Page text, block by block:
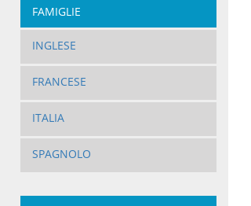
FAMIGLIE
INGLESE
FRANCESE
ITALIA
SPAGNOLO